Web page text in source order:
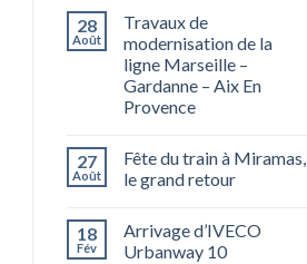
28
Août
Travaux de
modernisation de la
ligne Marseille –
Gardanne – Aix En
Provence
27
Août
Fête du train à Miramas,
le grand retour
18
Fév
Arrivage d’IVECO
Urbanway 10